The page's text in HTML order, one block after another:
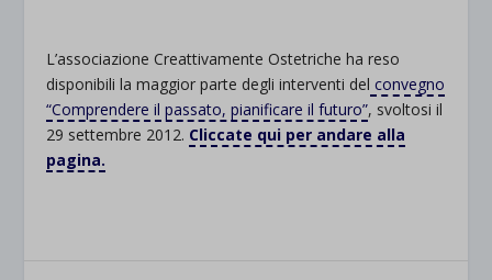
L’associazione Creattivamente Ostetriche ha reso
disponibili la maggior parte degli interventi del convegno
“Comprendere il passato, pianificare il futuro”, svoltosi il
29 settembre 2012. Cliccate qui per andare alla
pagina.